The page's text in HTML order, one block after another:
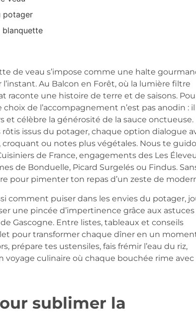
potager
blanquette
de veau s’impose comme une halte
Au Balcon en Forêt, où la lumière filtre
raconte une histoire de terre et de saisons.
de l’accompagnement n’est pas anodin : il
et célèbre la générosité de la sauce onctueuse.
issus du potager, chaque option dialogue
ou notes plus végétales. Nous te
de France, engagements des Les
de Bonduelle, Picard Surgelés ou Findus.
pour pimenter ton repas d’un zeste de
comment puiser dans les envies du potager,
une pincée d’impertinence grâce aux astuces
Gascogne. Entre listes, tableaux et conseils
pour transformer chaque dîner en un
prépare tes ustensiles, fais frémir l’eau du riz,
culinaire où chaque bouchée rime avec
sublimer la